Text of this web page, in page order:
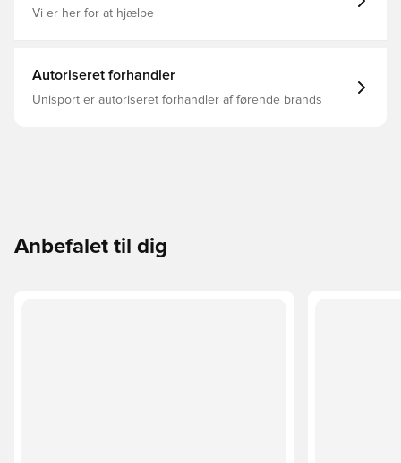
Vi er her for at hjælpe
Autoriseret forhandler
Unisport er autoriseret forhandler af førende brands
Anbefalet til dig